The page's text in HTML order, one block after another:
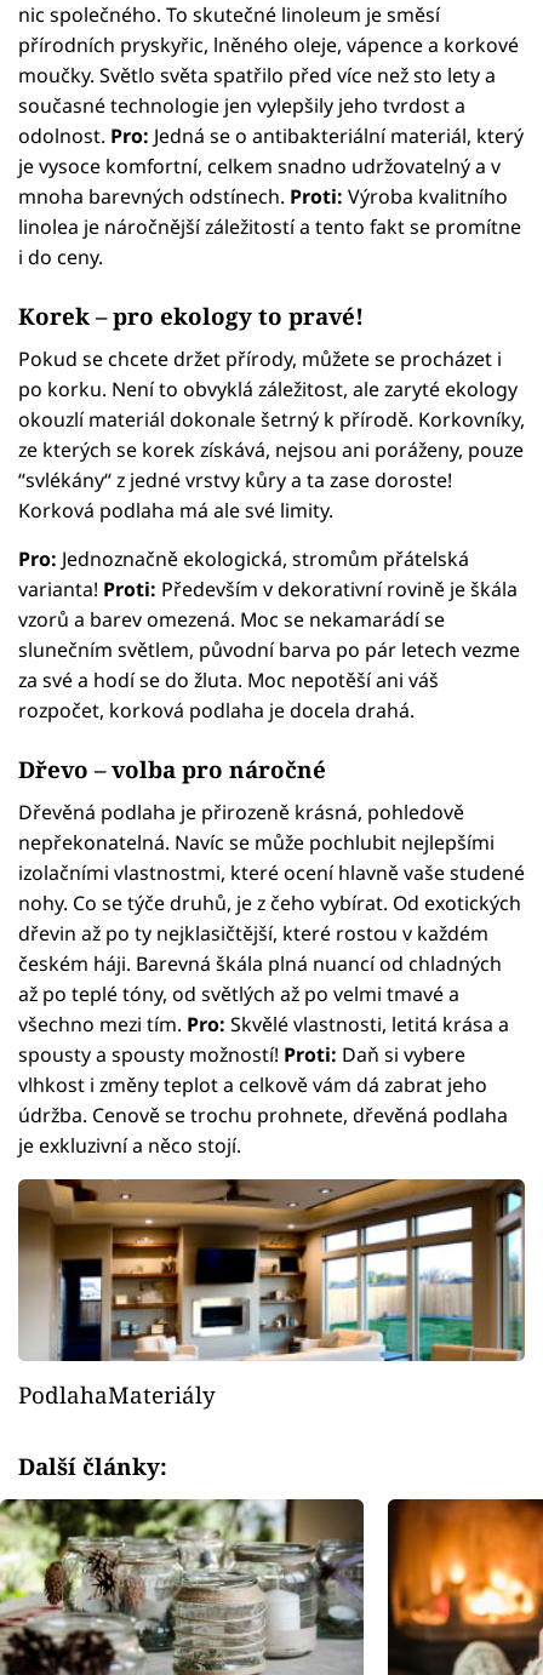
nic společného. To skutečné linoleum je směsí
přírodních pryskyřic, lněného oleje, vápence a korkové
moučky. Světlo světa spatřilo před více než sto lety a
současné technologie jen vylepšily jeho tvrdost a
odolnost. Pro: Jedná se o antibakteriální materiál, který
je vysoce komfortní, celkem snadno udržovatelný a v
mnoha barevných odstínech. Proti: Výroba kvalitního
linolea je náročnější záležitostí a tento fakt se promítne
i do ceny.
Korek – pro ekology to pravé!
Pokud se chcete držet přírody, můžete se procházet i
po korku. Není to obvyklá záležitost, ale zaryté ekology
okouzlí materiál dokonale šetrný k přírodě. Korkovníky,
ze kterých se korek získává, nejsou ani poráženy, pouze
“svlékány“ z jedné vrstvy kůry a ta zase doroste!
Korková podlaha má ale své limity.
Pro: Jednoznačně ekologická, stromům přátelská
varianta! Proti: Především v dekorativní rovině je škála
vzorů a barev omezená. Moc se nekamarádí se
slunečním světlem, původní barva po pár letech vezme
za své a hodí se do žluta. Moc nepotěší ani váš
rozpočet, korková podlaha je docela drahá.
Dřevo – volba pro náročné
Dřevěná podlaha je přirozeně krásná, pohledově
nepřekonatelná. Navíc se může pochlubit nejlepšími
izolačními vlastnostmi, které ocení hlavně vaše studené
nohy. Co se týče druhů, je z čeho vybírat. Od exotických
dřevin až po ty nejklasičtější, které rostou v každém
českém háji. Barevná škála plná nuancí od chladných
až po teplé tóny, od světlých až po velmi tmavé a
všechno mezi tím. Pro: Skvělé vlastnosti, letitá krása a
spousty a spousty možností! Proti: Daň si vybere
vlhkost i změny teplot a celkově vám dá zabrat jeho
údržba. Cenově se trochu prohnete, dřevěná podlaha
je exkluzivní a něco stojí.
PodlahaMateriály
Další články: